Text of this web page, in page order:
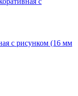
с рисунком (16 мм